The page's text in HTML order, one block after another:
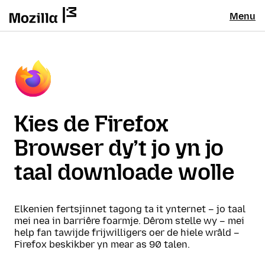
Menu
Kies de Firefox
Browser dy’t jo yn jo
taal downloade wolle
Elkenien fertsjinnet tagong ta it ynternet – jo taal
mei nea in barriêre foarmje. Dêrom stelle wy – mei
help fan tawijde frijwilligers oer de hiele wrâld –
Firefox beskikber yn mear as 90 talen.